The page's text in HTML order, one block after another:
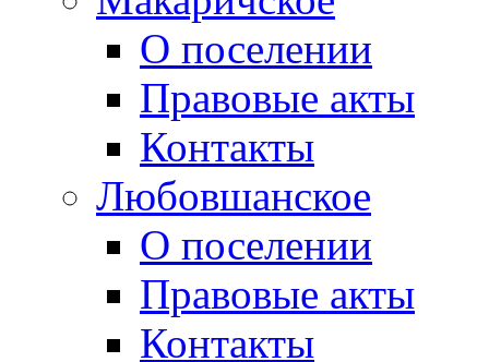
О поселении
Правовые акты
Контакты
Любовшанское
О поселении
Правовые акты
Контакты